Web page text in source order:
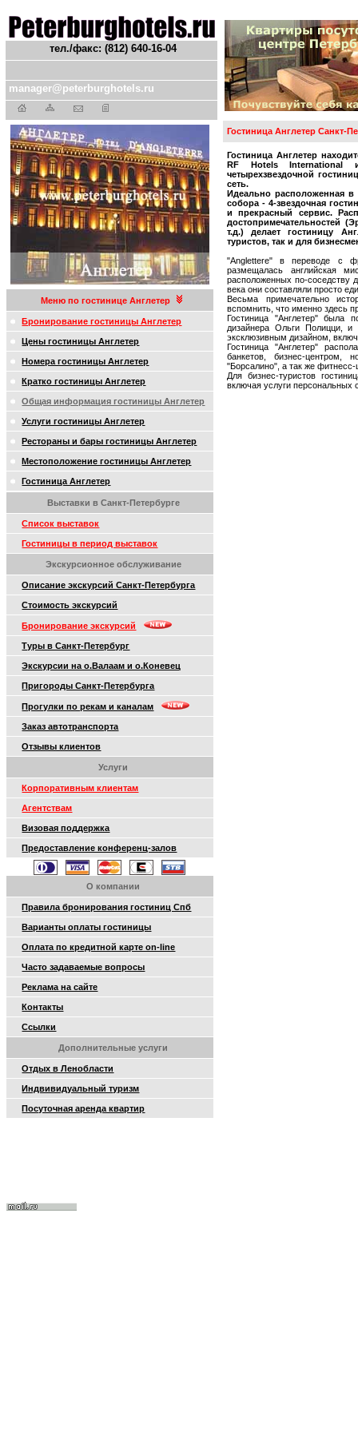
тел./факс: (812) 640-16-04
manager@peterburghotels.ru
Меню по гостинице Англетер
Бронирование гостиницы Англетер
Цены гостиницы Англетер
Номера гостиницы Англетер
Кратко гостиницы Англетер
Общая информация гостиницы Англетер
Услуги гостиницы Англетер
Рестораны и бары гостиницы Англетер
Местоположение гостиницы Англетер
Гостиница Англетер
Выставки в Санкт-Петербурге
Список выставок
Гостиницы в период выставок
Экскурсионное обслуживание
Описание экскурсий Санкт-Петербурга
Стоимость экскурсий
Бронирование экскурсий
Туры в Санкт-Петербург
Экскурсии на о.Валаам и о.Коневец
Пригороды Санкт-Петербурга
Прогулки по рекам и каналам
Заказ автотранспорта
Отзывы клиентов
Услуги
Корпоративным клиентам
Агентствам
Визовая поддержка
Предоставление конференц-залов
О компании
Правила бронирования гостиниц Спб
Варианты оплаты гостиницы
Оплата по кредитной карте on-line
Часто задаваемые вопросы
Реклама на сайте
Контакты
Ссылки
Дополнительные услуги
Отдых в Ленобласти
Индвивидуальный туризм
Посуточная аренда квартир
Гостиница Англетер Санкт-
Гостиница Англетер
RF Hotels International и
четырехзвездочной
сеть.
Идеально расположенная в
собора - 4-звездочная
и прекрасный сервис.
достопримечательностей
т.д.) делает гостиницу
туристов, так и для
"Anglettere" в переводе с
размещалась английская
расположенных по-соседству
века они составляли просто
Весьма примечательно
вспомнить, что именно здесь
Гостиница "Англетер" была
дизайнера Ольги Полицци, и
эксклюзивным дизайном,
Гостиница "Англетер"
банкетов, бизнес-центром,
"Борсалино", а так же фитнесс-
Для бизнес-туристов
включая услуги персональных